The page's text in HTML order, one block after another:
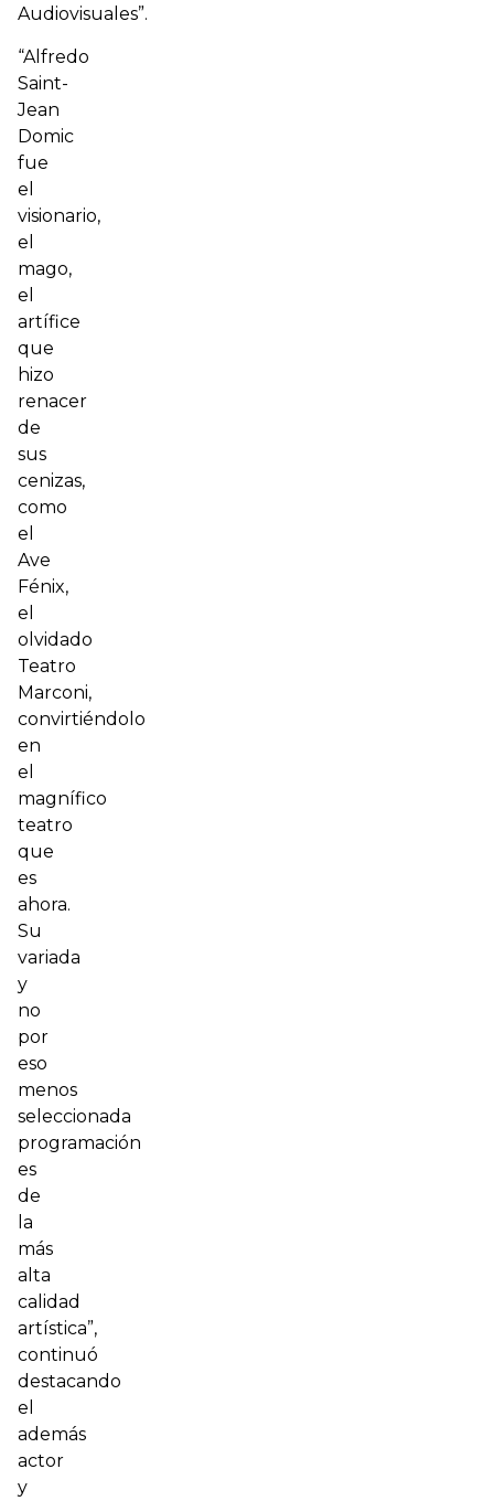
Audiovisuales”.
“Alfredo
Saint-
Jean
Domic
fue
el
visionario,
el
mago,
el
artífice
que
hizo
renacer
de
sus
cenizas,
como
el
Ave
Fénix,
el
olvidado
Teatro
Marconi,
convirtiéndolo
en
el
magnífico
teatro
que
es
ahora.
Su
variada
y
no
por
eso
menos
seleccionada
programación
es
de
la
más
alta
calidad
artística”,
continuó
destacando
el
además
actor
y